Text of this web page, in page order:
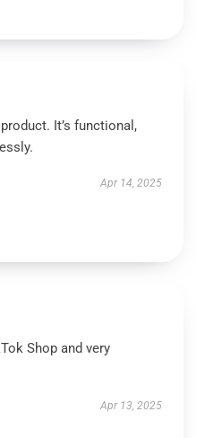
It’s functional,
Apr 14, 2025
Shop and very
Apr 13, 2025